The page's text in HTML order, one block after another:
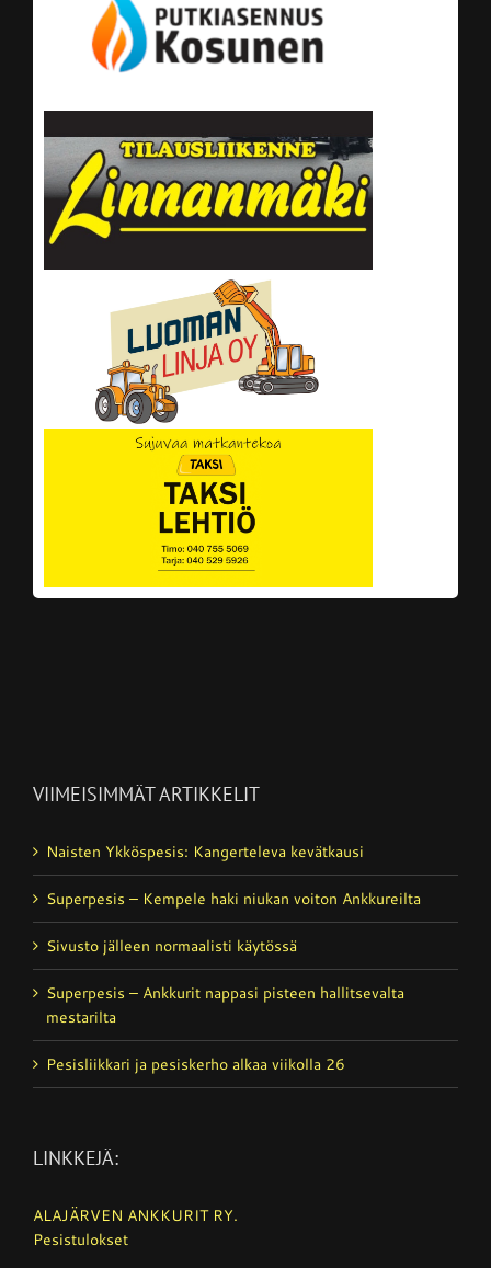
VIIMEISIMMÄT ARTIKKELIT
Naisten Ykköspesis: Kangerteleva kevätkausi
Superpesis – Kempele haki niukan voiton Ankkureilta
Sivusto jälleen normaalisti käytössä
Superpesis – Ankkurit nappasi pisteen hallitsevalta
mestarilta
Pesisliikkari ja pesiskerho alkaa viikolla 26
LINKKEJÄ:
ALAJÄRVEN ANKKURIT RY.
Pesistulokset